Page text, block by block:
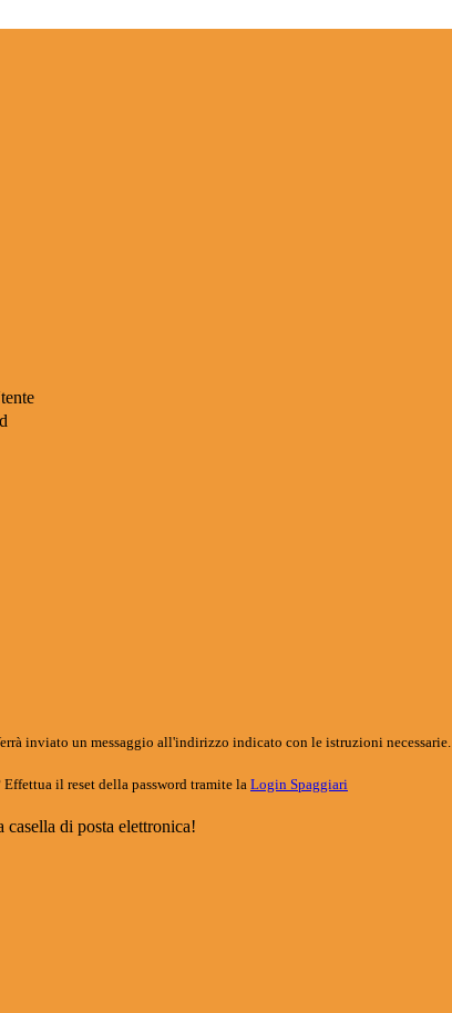
inviato un messaggio all'indirizzo indicato con le istruzioni necessarie.
il reset della password tramite la Login Spaggiari
di posta elettronica!